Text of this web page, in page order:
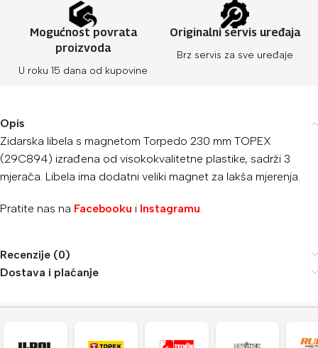
Mogućnost povrata
proizvoda
U roku 15 dana od kupovine
Originalni servis uređaja
Brz servis za sve uređaje
Opis
Zidarska libela s magnetom Torpedo 230 mm TOPEX
(29C894) izrađena od visokokvalitetne plastike, sadrži 3
mjerača. Libela ima dodatni veliki magnet za lakša mjerenja.
Pratite nas na Facebooku i Instagramu
Recenzije (0)
Dostava i plaćanje